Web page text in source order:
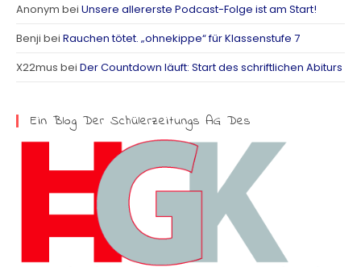
a
m
Anonym bei Unsere allererste Podcast-Folge ist am Start!
Benji bei Rauchen tötet. „ohnekippe“ für Klassenstufe 7
X22mus bei Der Countdown läuft: Start des schriftlichen Abiturs
Ein Blog Der Schülerzeitungs AG Des